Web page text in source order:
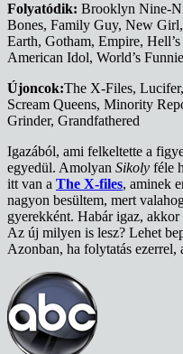
Folyatódik: Brooklyn Nine-
Bones, Family Guy, New
Earth, Gotham, Empire,
American Idol, World’s
Újoncok:The X-Files,
Scream Queens, Minority
Grinder, Grandfathered
Igazából, ami felkeltette a
egyedül. Amolyan Sikoly féle
itt van a The X-files, aminek
nagyon besültem, mert
gyerekként. Habár igaz,
Az új milyen is lesz? Lehet
Azonban, ha folytatás